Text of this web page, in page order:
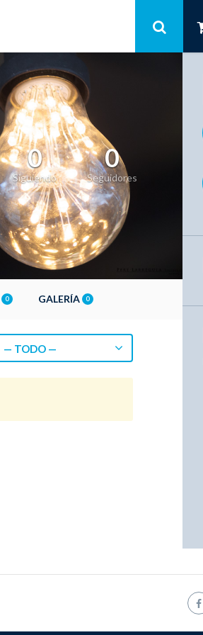
0
Siguiendo
0
Seguidores
0 GALERÍA 0
— TODO —